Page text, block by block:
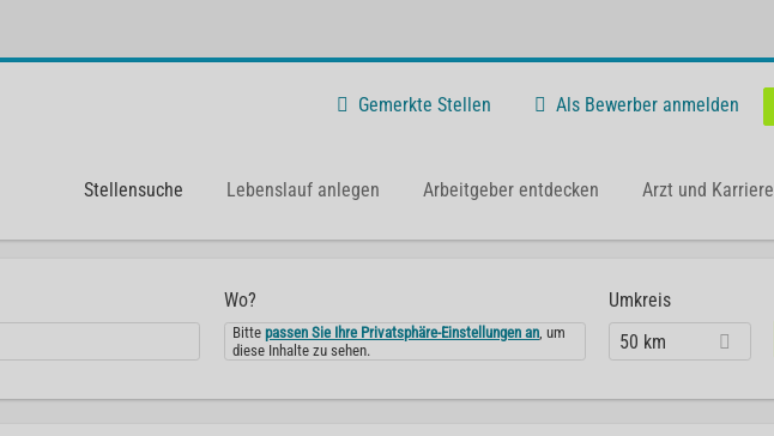
Gemerkte Stellen Als Bewerber anmelden
Stellensuche Lebenslauf anlegen Arbeitgeber entdecken Arzt und Karriere
Wo?
Bittepassen Sie Ihre Privatsphäre-Einstellungen an, um
diese Inhalte zu sehen.
Umkreis
50 km